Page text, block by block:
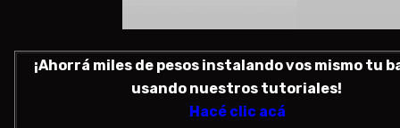
¡Ahorrá miles de pesos instalando vos mismo tu
usando nuestros tutoriales!
Hacé clic acá